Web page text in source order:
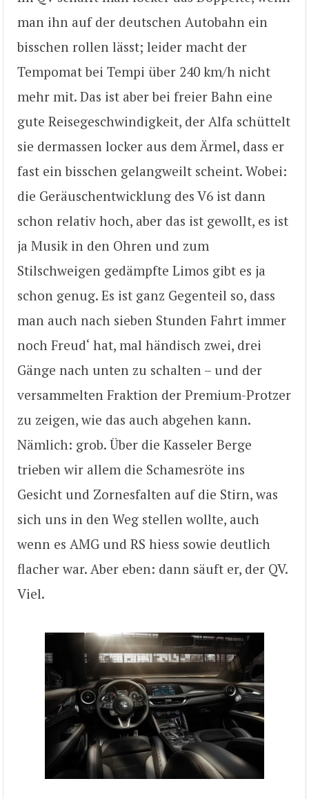
man ihn auf der deutschen Autobahn ein
bisschen rollen lässt; leider macht der
Tempomat bei Tempi über 240 km/h nicht
mehr mit. Das ist aber bei freier Bahn eine
gute Reisegeschwindigkeit, der Alfa schüttelt
sie dermassen locker aus dem Ärmel, dass er
fast ein bisschen gelangweilt scheint. Wobei:
die Geräuschentwicklung des V6 ist dann
schon relativ hoch, aber das ist gewollt, es ist
ja Musik in den Ohren und zum
Stilschweigen gedämpfte Limos gibt es ja
schon genug. Es ist ganz Gegenteil so, dass
man auch nach sieben Stunden Fahrt immer
noch Freud‘ hat, mal händisch zwei, drei
Gänge nach unten zu schalten – und der
versammelten Fraktion der Premium-Protzer
zu zeigen, wie das auch abgehen kann.
Nämlich: grob. Über die Kasseler Berge
trieben wir allem die Schamesröte ins
Gesicht und Zornesfalten auf die Stirn, was
sich uns in den Weg stellen wollte, auch
wenn es AMG und RS hiess sowie deutlich
flacher war. Aber eben: dann säuft er, der QV.
Viel.